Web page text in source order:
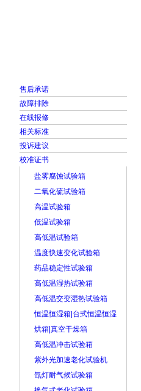
售后承诺
故障排除
在线报修
相关标准
投诉建议
校准证书
盐雾腐蚀试验箱
二氧化硫试验箱
高温试验箱
低温试验箱
高低温试验箱
温度快速变化试验箱
药品稳定性试验箱
高低温湿热试验箱
高低温交变湿热试验箱
恒温恒湿箱|台式恒温恒湿
烘箱|真空干燥箱
高低温冲击试验箱
紫外光加速老化试验机
氙灯耐气候试验箱